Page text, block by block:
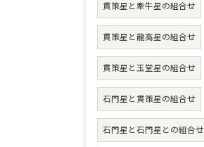
貫策星と牽牛星の組合せ
貫策星と龍高星の組合せ
貫策星と玉堂星の組合せ
石門星と貫策星の組合せ
石門星と石門星との組合せ